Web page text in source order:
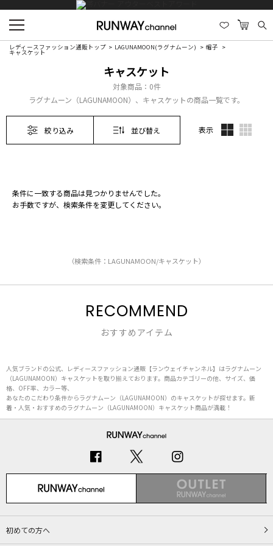
レディースファッション通販トップ LAGUNAMOON(ラグナムーン) 帽子
キャスケット
キャスケット
対象商品： 0件
ラグナムーン（LAGUNAMOON）、キャスケットの商品一覧です。
絞り込み 並び替え 表示
条件に一致する商品は見つかりませんでした。
お手数ですが、検索条件を変更してください。
（検索条件：LAGUNAMOON/キャスケット）
RECOMMEND
おすすめアイテム
人気ブランドの公式、レディースファッション通販【ランウェイチャンネル】はラグナムーン
（LAGUNAMOON）キャスケットを取り揃えております。商品カテゴリーの他、サイズ、価
格、OFF率、カラー等、
あなたのこだわり条件からラグナムーン（LAGUNAMOON）のキャスケットが探せます。新
着・人気・おすすめのラグナムーン（LAGUNAMOON）キャスケット商品が満載！
初めての方へ